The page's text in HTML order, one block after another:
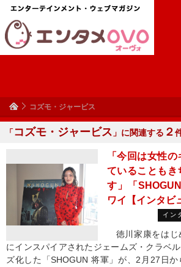
コズモ・ジャービス
「コズモ・ジャービス 」に関連する ２
「今回は女性
ていることもき
す」「
ワイ【インタビ
イン
徳川家康をはじ
にインスパイアされたジェームズ・クラベ
ズ化した「SHOGUN 将軍」が、2月27日